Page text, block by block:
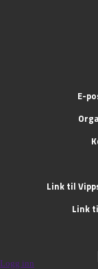
E-
Link til
Link
Logg inn